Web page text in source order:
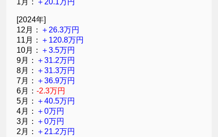
1月： ＋20.1万円
[2024年]
12月： ＋26.3万円
11月： ＋120.8万円
10月： ＋3.5万円
9月： ＋31.2万円
8月： ＋31.3万円
7月： ＋36.9万円
6月：-2.3万円
5月： ＋40.5万円
4月： ＋0万円
3月： ＋0万円
2月： ＋21.2万円